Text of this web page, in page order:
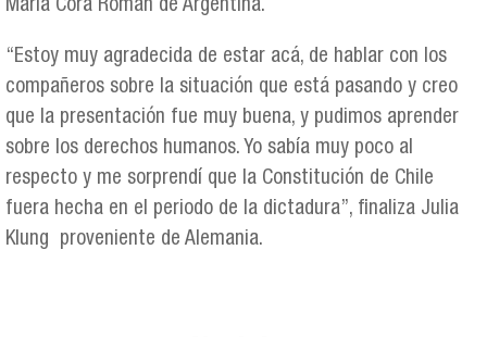
María Cora Román de Argentina.
“Estoy muy agradecida de estar acá, de hablar con los
compañeros sobre la situación que está pasando y creo
que la presentación fue muy buena, y pudimos aprender
sobre los derechos humanos. Yo sabía muy poco al
respecto y me sorprendí que la Constitución de Chile
fuera hecha en el periodo de la dictadura”, finaliza Julia
Klung proveniente de Alemania.